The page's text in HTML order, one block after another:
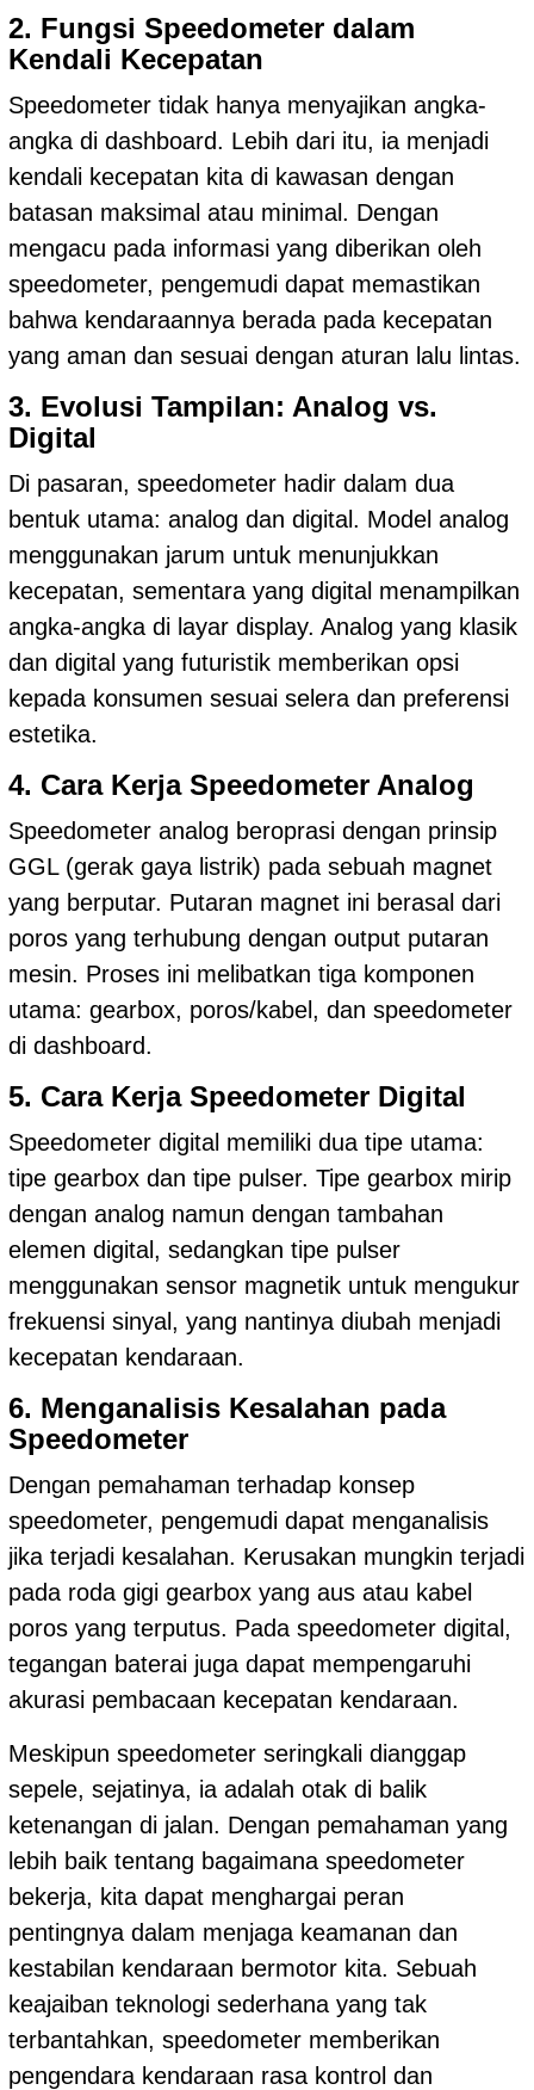
2. Fungsi Speedometer dalam
Kendali Kecepatan
Speedometer tidak hanya menyajikan angka-
angka di dashboard. Lebih dari itu, ia menjadi
kendali kecepatan kita di kawasan dengan
batasan maksimal atau minimal. Dengan
mengacu pada informasi yang diberikan oleh
speedometer, pengemudi dapat memastikan
bahwa kendaraannya berada pada kecepatan
yang aman dan sesuai dengan aturan lalu lintas.
3. Evolusi Tampilan: Analog vs.
Digital
Di pasaran, speedometer hadir dalam dua
bentuk utama: analog dan digital. Model analog
menggunakan jarum untuk menunjukkan
kecepatan, sementara yang digital menampilkan
angka-angka di layar display. Analog yang klasik
dan digital yang futuristik memberikan opsi
kepada konsumen sesuai selera dan preferensi
estetika.
4. Cara Kerja Speedometer Analog
Speedometer analog beroprasi dengan prinsip
GGL (gerak gaya listrik) pada sebuah magnet
yang berputar. Putaran magnet ini berasal dari
poros yang terhubung dengan output putaran
mesin. Proses ini melibatkan tiga komponen
utama: gearbox, poros/kabel, dan speedometer
di dashboard.
5. Cara Kerja Speedometer Digital
Speedometer digital memiliki dua tipe utama:
tipe gearbox dan tipe pulser. Tipe gearbox mirip
dengan analog namun dengan tambahan
elemen digital, sedangkan tipe pulser
menggunakan sensor magnetik untuk mengukur
frekuensi sinyal, yang nantinya diubah menjadi
kecepatan kendaraan.
6. Menganalisis Kesalahan pada
Speedometer
Dengan pemahaman terhadap konsep
speedometer, pengemudi dapat menganalisis
jika terjadi kesalahan. Kerusakan mungkin terjadi
pada roda gigi gearbox yang aus atau kabel
poros yang terputus. Pada speedometer digital,
tegangan baterai juga dapat mempengaruhi
akurasi pembacaan kecepatan kendaraan.
Meskipun speedometer seringkali dianggap
sepele, sejatinya, ia adalah otak di balik
ketenangan di jalan. Dengan pemahaman yang
lebih baik tentang bagaimana speedometer
bekerja, kita dapat menghargai peran
pentingnya dalam menjaga keamanan dan
kestabilan kendaraan bermotor kita. Sebuah
keajaiban teknologi sederhana yang tak
terbantahkan, speedometer memberikan
pengendara kendaraan rasa kontrol dan